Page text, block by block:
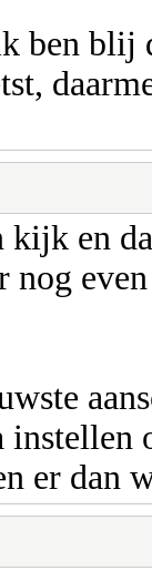
ben blij
kijk en
er dan